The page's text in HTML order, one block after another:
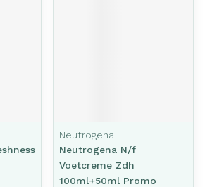
Neutrogena
Neutrogena N/f
Voetcreme Zdh
100ml+50ml Promo